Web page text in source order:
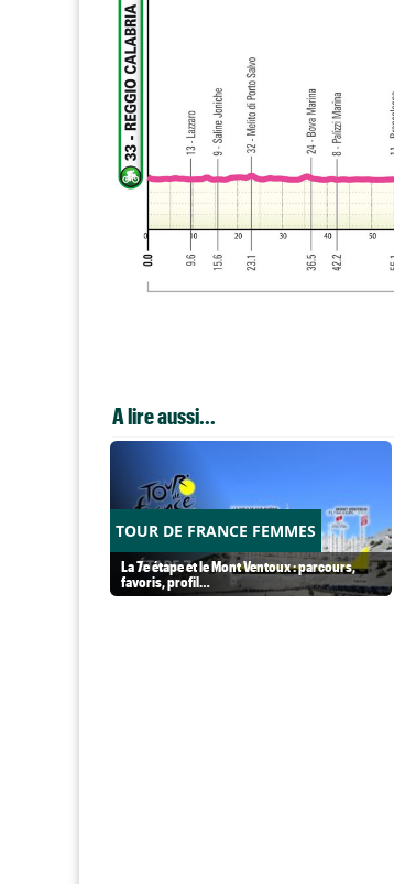
A lire aussi...
TOUR DE FRANCE FEMMES
La 7e étape et le Mont Ventoux : parcours,
favoris, profil…